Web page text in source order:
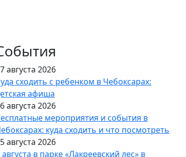
августа 2026
сходить с ребенком в Чебоксарах:
афиша
августа 2026
мероприятия и события в
куда сходить и что посмотреть
августа 2026
августа в парке «Лакреевский лес» в